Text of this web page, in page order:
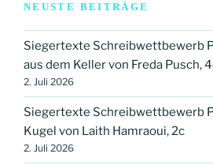
NEUSTE BEITRÄGE
Siegertexte Schreibwettbewerb
aus dem Keller von Freda Pusch,
2. Juli 2026
Siegertexte Schreibwettbewerb
Kugel von Laith Hamraoui, 2c
2. Juli 2026